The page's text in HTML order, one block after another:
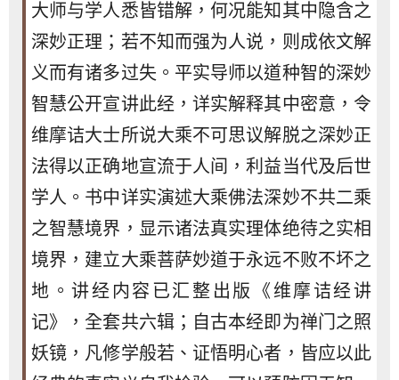
大师与学人悉皆错解，何况能知其中隐含之
深妙正理；若不知而强为人说，则成依文解
义而有诸多过失。平实导师以道种智的深妙
智慧公开宣讲此经，详实解释其中密意，令
维摩诘大士所说大乘不可思议解脱之深妙正
法得以正确地宣流于人间，利益当代及后世
学人。书中详实演述大乘佛法深妙不共二乘
之智慧境界，显示诸法真实理体绝待之实相
境界，建立大乘菩萨妙道于永远不败不坏之
地。讲经内容已汇整出版《维摩诘经讲
记》，全套共六辑；自古本经即为禅门之照
妖镜，凡修学般若、证悟明心者，皆应以此